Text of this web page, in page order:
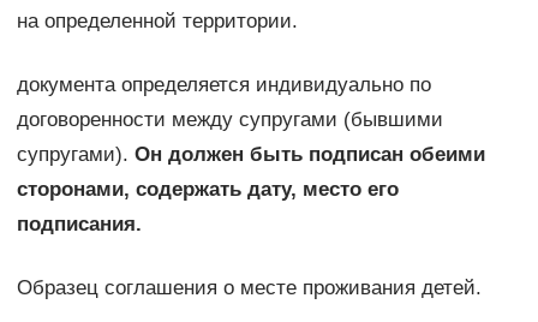
на определенной территории.
документа определяется индивидуально по
договоренности между супругами (бывшими
супругами). Он должен быть подписан обеими
сторонами, содержать дату, место его
подписания.
Образец соглашения о месте проживания детей.